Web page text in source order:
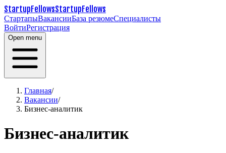
StartupFellowsStartupFellows
СтартапыВакансииБаза резюмеСпециалисты
ВойтиРегистрация
Open menu
Главная/
Вакансии/
Бизнес-аналитик
Бизнес-аналитик